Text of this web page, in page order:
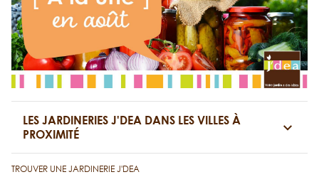
LES JARDINERIES J'DEA DANS LES VILLES À
PROXIMITÉ
TROUVER UNE JARDINERIE J'DEA